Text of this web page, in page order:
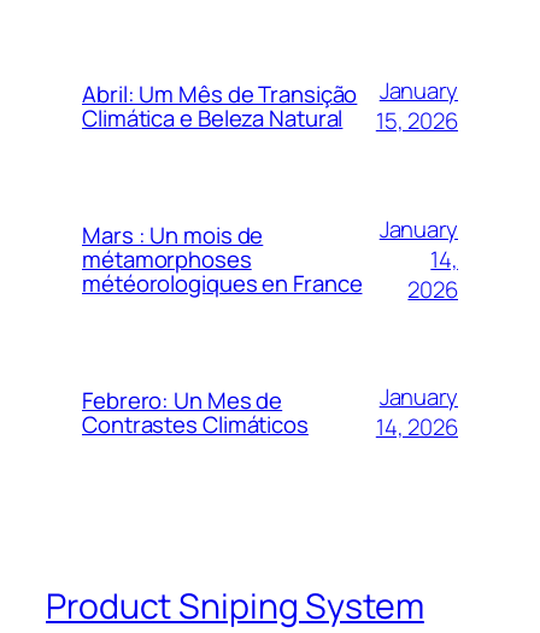
Abril: Um Mês de Transição
Climática e Beleza Natural
January
15, 2026
Mars : Un mois de
métamorphoses
météorologiques en France
January
14,
2026
Febrero: Un Mes de
Contrastes Climáticos
January
14, 2026
Product Sniping System